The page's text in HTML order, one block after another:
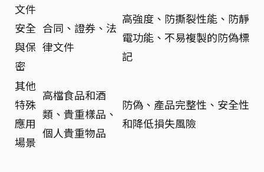
文件
安全
與保
密
合同、證券、法
律文件
高強度、防撕裂性能、防靜
電功能、不易複製的防偽標
記
其他
特殊
應用
場景
高檔食品和酒
類、貴重樣品、
個人貴重物品
防偽、產品完整性、安全性
和降低損失風險